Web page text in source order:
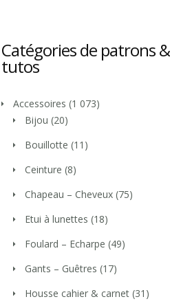
Catégories de patrons &
tutos
Accessoires (1 073)
Bijou (20)
Bouillotte (11)
Ceinture (8)
Chapeau – Cheveux (75)
Etui à lunettes (18)
Foulard – Echarpe (49)
Gants – Guêtres (17)
Housse cahier & carnet (31)